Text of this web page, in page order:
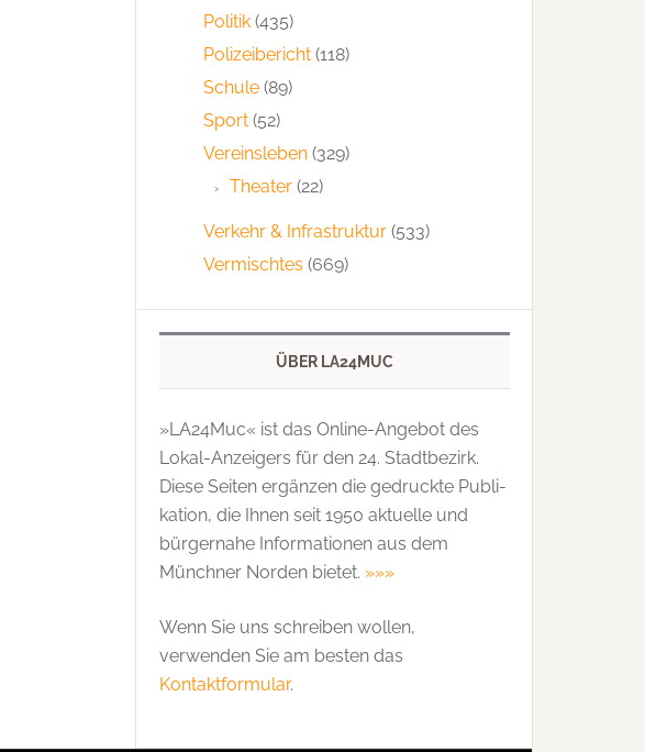
Politik (435)
Polizeibericht (118)
Schule (89)
Sport (52)
Vereinsleben (329)
Theater (22)
Verkehr & Infrastruktur (533)
Vermischtes (669)
ÜBER LA24MUC
»LA24Muc« ist das Online-Angebot des
Lokal-Anzeigers für den 24. Stadtbezirk.
Diese Seiten ergänzen die gedruckte Publi­
kation, die Ihnen seit 1950 aktuelle und
bürgernahe Informationen aus dem
Münchner Norden bietet. »»»
Wenn Sie uns schreiben wollen,
verwenden Sie am besten das
Kontaktformular.